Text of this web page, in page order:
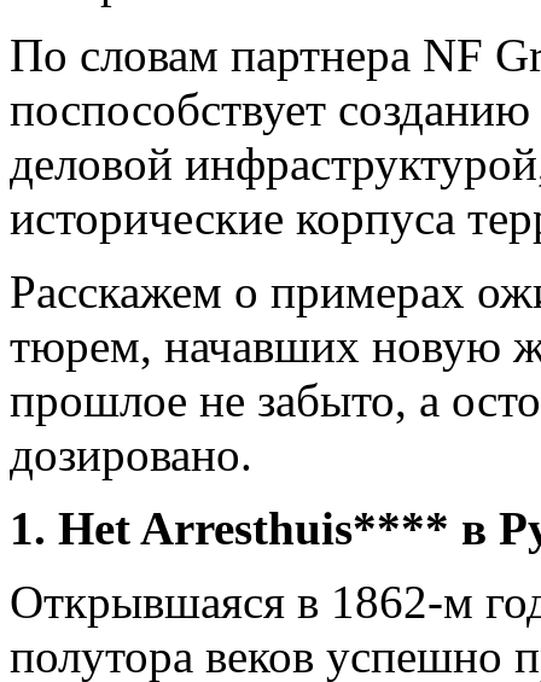
По словам партнера NF
поспособствует
деловой
исторические корпуса
Расскажем о примерах
тюрем, начавших новую
прошлое не забыто, а
дозировано.
1. Het Arresthuis**** в
Открывшаяся в 1862-м
полутора веков успешно